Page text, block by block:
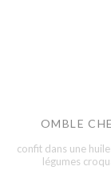
OMBLE
confit dans une
légumes